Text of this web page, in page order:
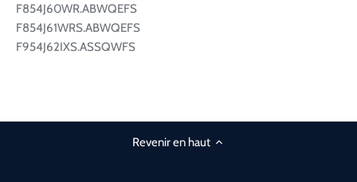
F854J60WR.ABWQEFS
F854J61WRS.ABWQEFS
F954J62IXS.ASSQWFS
Revenir en haut